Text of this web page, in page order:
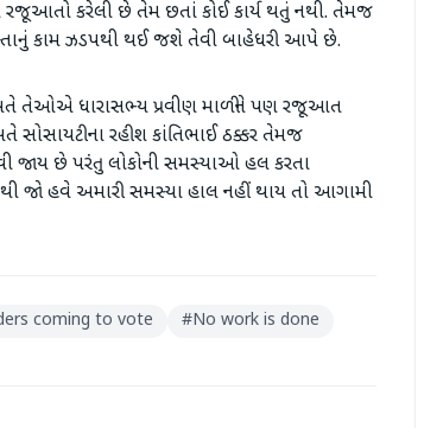
રજૂઆતો કરેલી છે તેમ છતાં કોઈ કાર્ય થતું નથી. તેમજ
કામ ઝડપથી થઈ જશે તેવી બાહેધરી આપે છે.
તેઓએ ધારાસભ્ય પ્રવીણ માળીને પણ રજૂઆત
રહીશ કાંતિભાઈ ઠક્કર તેમજ
છે પરંતુ લોકોની સમસ્યાઓ હલ કરતા
હવે અમારી સમસ્યા હાલ નહીં થાય તો આગામી
coming to vote #No work is done